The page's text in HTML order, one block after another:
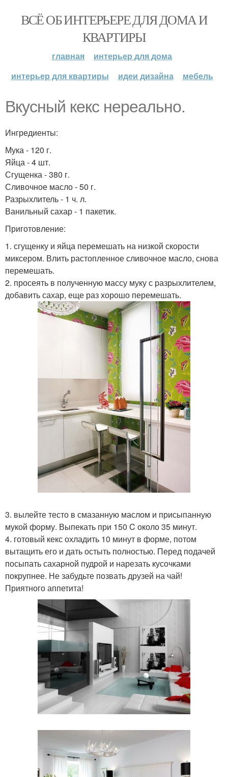
ВСЁ ОБ ИНТЕРЬЕРЕ ДЛЯ ДОМА И
КВАРТИРЫ
главная
интерьер для дома
интерьер для квартиры
идеи дизайна мебель
Вкусный кекс нереально.
Ингредиенты:
Мука - 120 г.
Яйца - 4 шт.
Сгущенка - 380 г.
Сливочное масло - 50 г.
Разрыхлитель - 1 ч. л.
Ванильный сахар - 1 пакетик.
Приготовление:
1. сгущенку и яйца перемешать на низкой скорости
миксером. Влить растопленное сливочное масло, снова
перемешать.
2. просеять в полученную массу муку с разрыхлителем,
добавить сахар, еще раз хорошо перемешать.
3. вылейте тесто в смазанную маслом и присыпанную
мукой форму. Выпекать при 150 C около 35 минут.
4. готовый кекс охладить 10 минут в форме, потом
вытащить его и дать остыть полностью. Перед подачей
посыпать сахарной пудрой и нарезать кусочками
покрупнее. Не забудьте позвать друзей на чай!
Приятного аппетита!